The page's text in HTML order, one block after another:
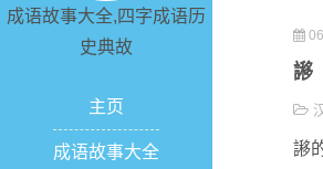
成语故事大全,四字成语历
史典故
主页
成语故事大全
06
謻
謻